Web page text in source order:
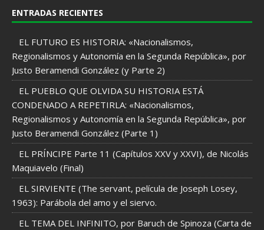
ENTRADAS RECIENTES
EL FUTURO ES HISTORIA: «Nacionalismos,
Regionalismos y Autonomía en la Segunda República», por
Justo Beramendi González (y Parte 2)
EL PUEBLO QUE OLVIDA SU HISTORIA ESTÁ
CONDENADO A REPETIRLA: «Nacionalismos,
Regionalismos y Autonomía en la Segunda República», por
Justo Beramendi González (Parte 1)
EL PRÍNCIPE Parte 11 (Capítulos XXV y XXVI), de Nicolás
Maquiavelo (Final)
EL SIRVIENTE (The servant, película de Joseph Losey,
1963): Parábola del amo y el siervo.
EL TEMA DEL INFINITO, por Baruch de Spinoza (Carta de